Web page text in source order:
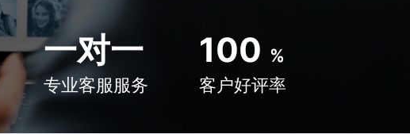
一对一
专业客服服务
100 %
客户好评率